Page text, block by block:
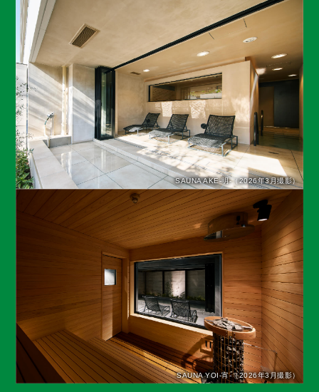
SAUNA AKE-明-（2026年3月撮影）
SAUNA YOI-宵-（2026年3月撮影）